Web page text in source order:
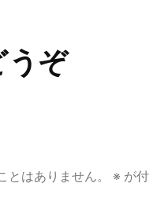
うぞ
はありません。 ※ が付